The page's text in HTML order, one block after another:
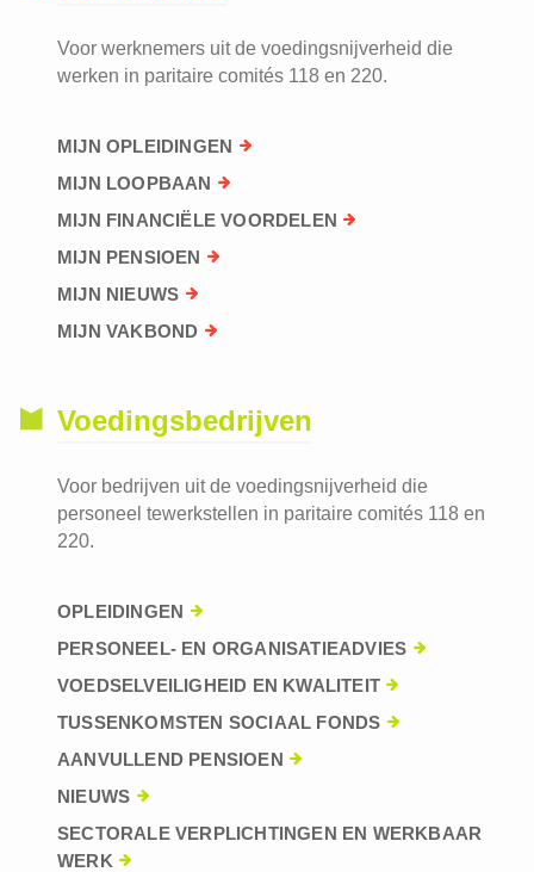
Voor werknemers uit de voedingsnijverheid die
werken in paritaire comités 118 en 220.
MIJN OPLEIDINGEN
MIJN LOOPBAAN
MIJN FINANCIËLE VOORDELEN
MIJN PENSIOEN
MIJN NIEUWS
MIJN VAKBOND
Voedingsbedrijven
Voor bedrijven uit de voedingsnijverheid die
personeel tewerkstellen in paritaire comités 118 en
220.
OPLEIDINGEN
PERSONEEL- EN ORGANISATIEADVIES
VOEDSELVEILIGHEID EN KWALITEIT
TUSSENKOMSTEN SOCIAAL FONDS
AANVULLEND PENSIOEN
NIEUWS
SECTORALE VERPLICHTINGEN EN WERKBAAR
WERK